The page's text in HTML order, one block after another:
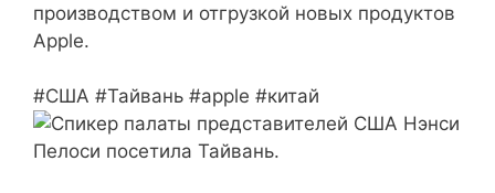
производством и отгрузкой новых продуктов
Apple.
#США #Тайвань #apple #китай